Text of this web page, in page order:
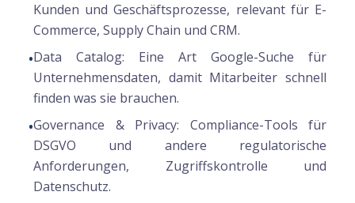
Kunden und Geschäftsprozesse, relevant für E-
Commerce, Supply Chain und CRM.
•Data Catalog: Eine Art Google-Suche für
Unternehmensdaten, damit Mitarbeiter schnell
finden was sie brauchen.
•Governance & Privacy: Compliance-Tools für
DSGVO und andere regulatorische
Anforderungen, Zugriffskontrolle und
Datenschutz.